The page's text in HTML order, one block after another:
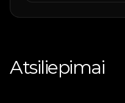
Atsiliepimai